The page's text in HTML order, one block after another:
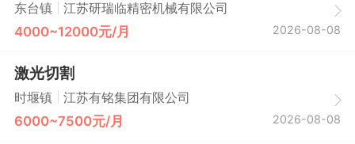
东台镇
江苏研瑞临精密机械有限公司
4000~12000元/月 2026-08-08
激光切割
时堰镇 江苏有铭集团有限公司
6000~7500元/月 2026-08-08